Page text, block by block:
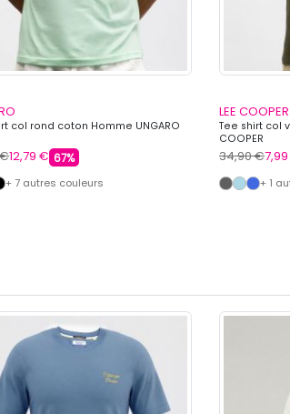
col rond coton Homme UNGARO
12,79 € 67%
+ 7 autres couleurs
LEE COOPER
Tee shirt col
COOPER
34,90 €
+ 1